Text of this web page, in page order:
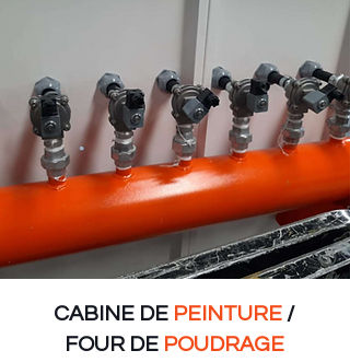
CABINE DE PEINTURE /
FOUR DE POUDRAGE